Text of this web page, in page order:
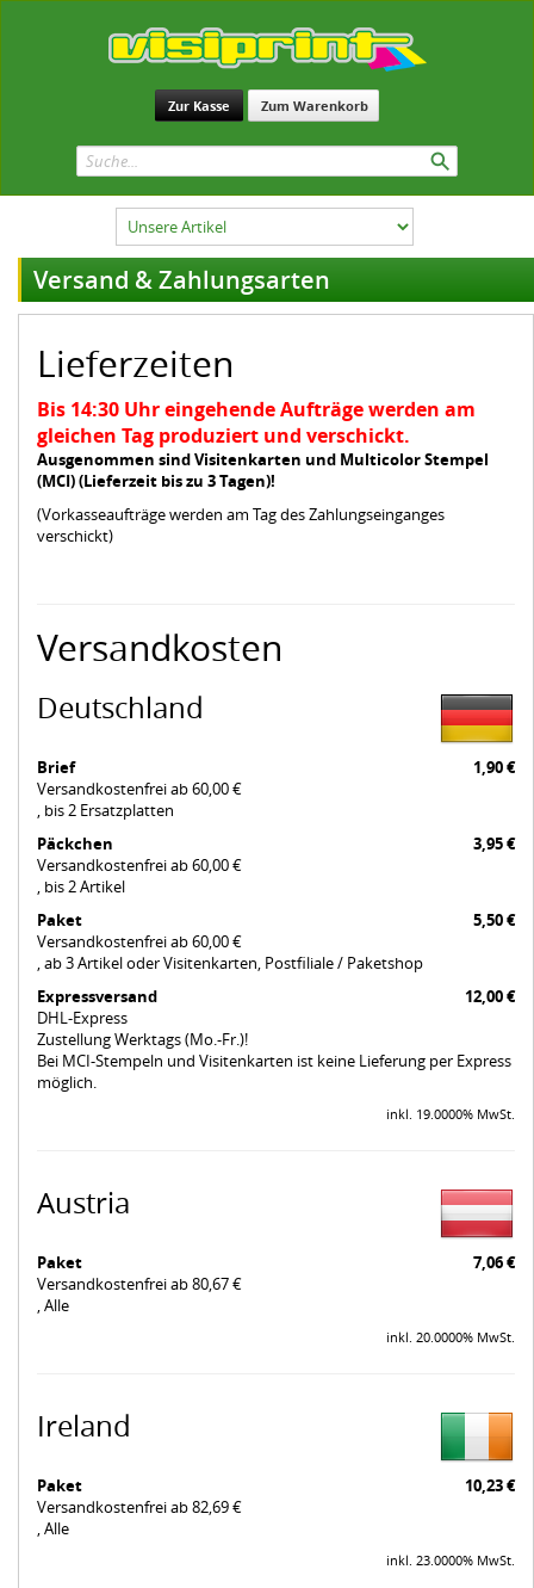
Zur Kasse Zum Warenkorb
Versand & Zahlungsarten
Lieferzeiten
Bis 14:30 Uhr eingehende Aufträge werden am
gleichen Tag produziert und verschickt.
Ausgenommen sind Visitenkarten und Multicolor Stempel
(MCI) (Lieferzeit bis zu 3 Tagen)!
(Vorkasseaufträge werden am Tag des Zahlungseinganges
verschickt)
Versandkosten
Deutschland
Brief
1,90 €
Versandkostenfrei ab 60,00 €
, bis 2 Ersatzplatten
Päckchen
3,95 €
Versandkostenfrei ab 60,00 €
, bis 2 Artikel
Paket
5,50 €
Versandkostenfrei ab 60,00 €
, ab 3 Artikel oder Visitenkarten, Postfiliale / Paketshop
Expressversand
12,00 €
DHL-Express
Zustellung Werktags (Mo.-Fr.)!
Bei MCI-Stempeln und Visitenkarten ist keine Lieferung per Express
möglich.
inkl. 19.0000% MwSt.
Austria
Paket
7,06 €
Versandkostenfrei ab 80,67 €
, Alle
inkl. 20.0000% MwSt.
Ireland
Paket
10,23 €
Versandkostenfrei ab 82,69 €
, Alle
inkl. 23.0000% MwSt.